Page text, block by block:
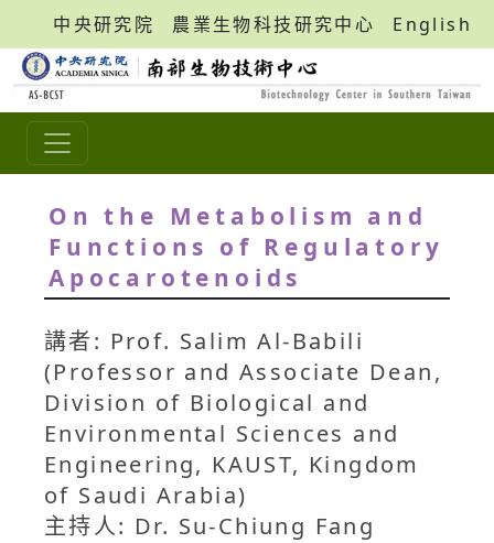
中央研究院 農業生物科技研究中心 English
On the Metabolism and
Functions of Regulatory
Apocarotenoids
講者: Prof. Salim Al-Babili
(Professor and Associate Dean,
Division of Biological and
Environmental Sciences and
Engineering, KAUST, Kingdom
of Saudi Arabia)
主持人: Dr. Su-Chiung Fang